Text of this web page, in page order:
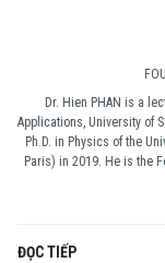
Dr. Hien PHAN is a
Applications, University of
Ph.D. in Physics of the
Paris) in 2019. He is the
ĐỌC TIẾP